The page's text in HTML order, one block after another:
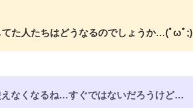
た人たちはどうなるのでしょうか…(ﾟωﾟ;)
なくなるね…すぐではないだろうけど…